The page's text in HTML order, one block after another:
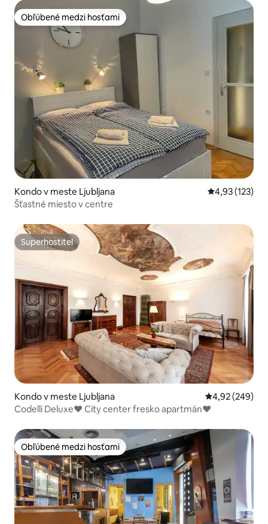
Obľúbené medzi hosťami
Obľúbené medzi hosťami
Kondo v meste Ljubljana Priemerné
4,93 (123)
Šťastné miesto v centre
Superhostiteľ
Superhostiteľ
Kondo v meste Ljubljana Priemerné
4,92 (249)
Codelli Deluxe♥ City center fresko apartmán♥
Obľúbené medzi hosťami
Obľúbené medzi hosťami